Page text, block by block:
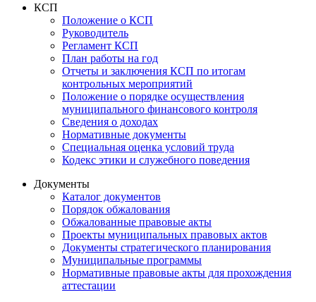
КСП
Положение о КСП
Руководитель
Регламент КСП
План работы на год
Отчеты и заключения КСП по итогам
контрольных мероприятий
Положение о порядке осуществления
муниципального финансового контроля
Сведения о доходах
Нормативные документы
Специальная оценка условий труда
Кодекс этики и служебного поведения
Документы
Каталог документов
Порядок обжалования
Обжалованные правовые акты
Проекты муниципальных правовых актов
Документы стратегического планирования
Муниципальные программы
Нормативные правовые акты для прохождения
аттестации